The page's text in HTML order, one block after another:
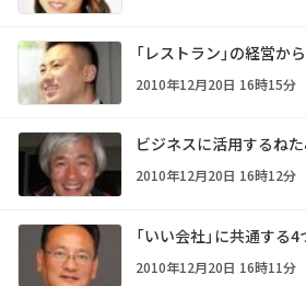
「レストラン」の経営か
2010年12月20日 16時15分
ビジネスに活用するね
2010年12月20日 16時12分
「いい会社」に共通する
2010年12月20日 16時11分